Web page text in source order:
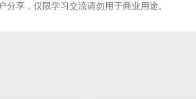
分享，仅限学习交流请勿用于商业用途。